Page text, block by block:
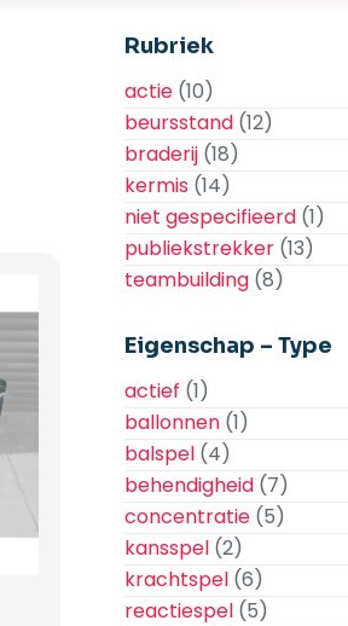
Rubriek
actie (10)
beursstand (12)
braderij (18)
kermis (14)
niet gespecifieerd (1)
publiekstrekker (13)
teambuilding (8)
Eigenschap – Type
actief (1)
ballonnen (1)
balspel (4)
behendigheid (7)
concentratie (5)
kansspel (2)
krachtspel (6)
reactiespel (5)